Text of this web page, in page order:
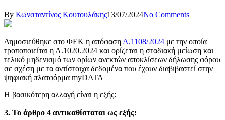
By Κωνσταντίνος Κουτουλάκης13/07/2024No Comments
Δημοσιεύθηκε στο ΦΕΚ η απόφαση Α.1108/2024 με την οποία
τροποποιείται η Α.1020.2024 και ορίζεται η σταδιακή μείωση και
τελικό μηδενισμό των ορίων ανεκτών αποκλίσεων δήλωσης φόρου
σε σχέση με τα αντίστοιχα δεδομένα που έχουν διαβιβαστεί στην
ψηφιακή πλατφόρμα myDATA
Η βασικότερη αλλαγή είναι η εξής:
3. Το άρθρο 4 αντικαθίσταται ως εξής: